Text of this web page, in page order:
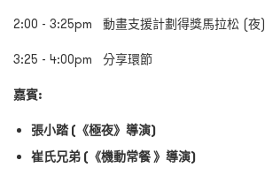
2:00 - 3:25pm 動畫支援計劃得獎馬拉松 (夜)
3:25 - 4:00pm 分享環節
嘉賓:
張小踏 (《極夜》導演)
崔氏兄弟 (《機動常餐 》導演)